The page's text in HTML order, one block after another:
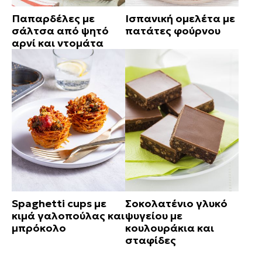
Παπαρδέλες με
σάλτσα από ψητό
αρνί και ντομάτα
Ισπανική ομελέτα με
πατάτες φούρνου
Spaghetti cups με
κιμά γαλοπούλας και
μπρόκολο
Σοκολατένιο γλυκό
ψυγείου με
κουλουράκια και
σταφίδες